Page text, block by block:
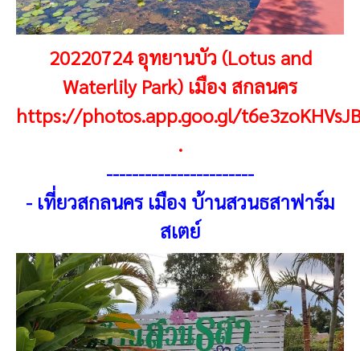
20220724 อุทยานบัว (Lotus and
Waterlily Park) เมือง สกลนคร
https://photos.app.goo.gl/
.
-----------------------
- เที่ยวสกลนคร เมือง บ้านสวนธสาฟาร์ม
สเตย์